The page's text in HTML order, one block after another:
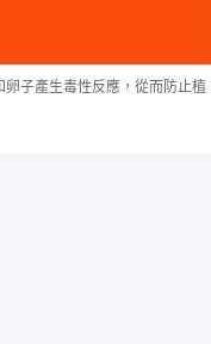
子產生毒性反應，從而防止植